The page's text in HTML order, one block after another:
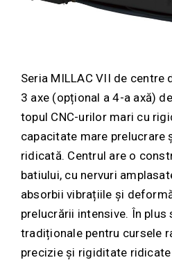
Seria MILLAC VII de centre
3 axe (opțional a 4-a axă)
topul CNC-urilor mari cu
capacitate mare prelucrare
ridicată. Centrul are o
batiului, cu nervuri
absorbii vibrațiile și
prelucrării intensive. În
tradiționale pentru cursele
precizie și rigiditate ridicate